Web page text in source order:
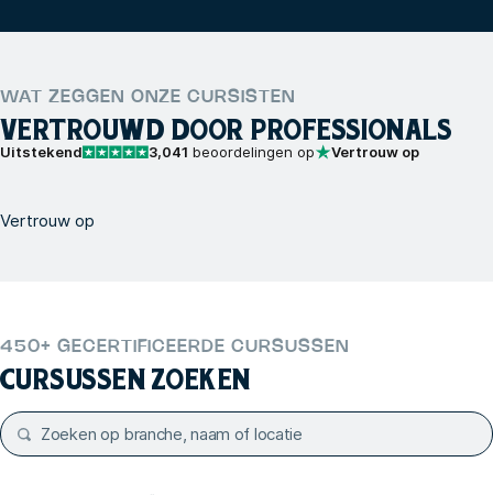
WAT ZEGGEN ONZE CURSISTEN
VERTROUWD DOOR PROFESSIONALS
Uitstekend 3,041 beoordelingen op Vertrouw op
Vertrouw op
450+ GECERTIFICEERDE CURSUSSEN
CURSUSSEN ZOEKEN